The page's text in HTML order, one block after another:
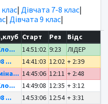
| Дівчата 7-8 клас|
| Дівчата 9 клас|
Старт Рез
Відс
14:51:02 9:23
ЛІДЕР
... 14:41:03 12:02 + 2:39
14:45:06 12:11 + 2:48
14:49:08 12:35 + 3:12
... 14:53:06 12:54 + 3:31